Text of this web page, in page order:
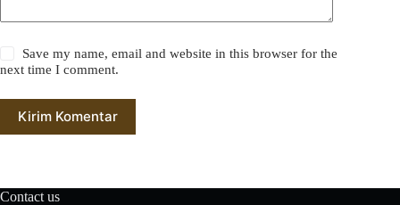
Save my name, email and website in this browser for the
next time I comment.
Kirim Komentar
Contact us